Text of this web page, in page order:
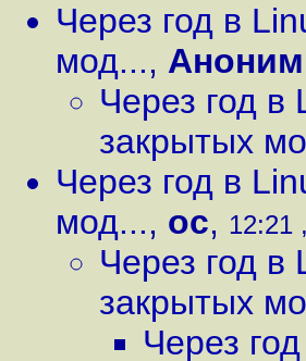
Через год в
мод..., Аноним
Через год в
закрытых
Через год в
мод..., oc, 12:21
Через год в
закрытых
Через